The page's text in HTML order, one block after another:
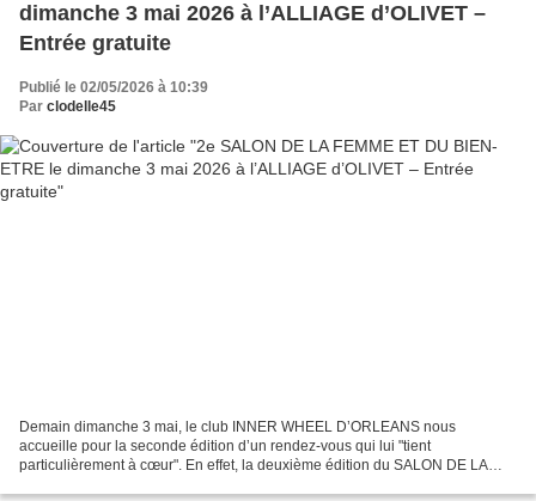
dimanche 3 mai 2026 à l’ALLIAGE d’OLIVET –
Entrée gratuite
Publié le 02/05/2026 à 10:39
Par clodelle45
Demain dimanche 3 mai, le club INNER WHEEL D’ORLEANS nous
accueille pour la seconde édition d’un rendez-vous qui lui "tient
particulièrement à cœur". En effet, la deuxième édition du SALON DE LA